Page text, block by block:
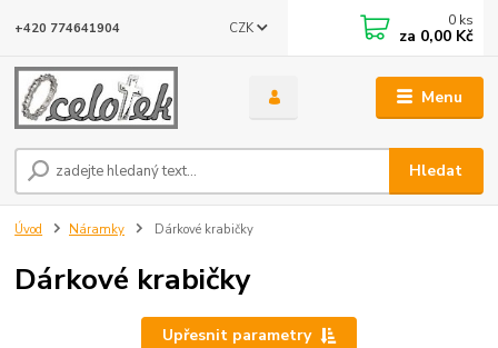
Menu
CZK
Hledat
+420 774641904 0 ks
za 0,00 Kč
Úvod Náramky Dárkové krabičky
Dárkové krabičky
Upřesnit parametry